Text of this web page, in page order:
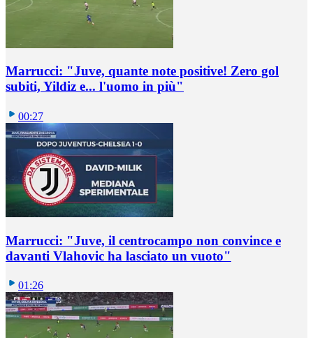
Marrucci: "Juve, quante note positive! Zero gol
subiti, Yildiz e... l'uomo in più"
00:27
Marrucci: "Juve, il centrocampo non convince e
davanti Vlahovic ha lasciato un vuoto"
01:26